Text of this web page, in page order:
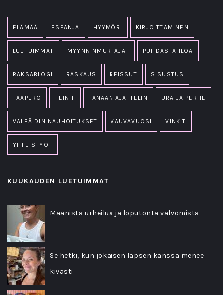
ELÄMÄÄ ESPANJA HYYMÖRI KIRJOITTAMINEN
LUETUIMMAT MYYNNINMURTAJAT PUHDASTA ILOA
RAKSABLOGI RASKAUS REISSUT SISUSTUS
TAAPERO TEINIT TÄNÄÄN AJATTELIN URA JA PERHE
VALEÄIDIN NAUHOITUKSET VAUVAVUOSI VINKIT
YHTEISTYÖT
KUUKAUDEN LUETUIMMAT
Maanista urheilua ja loputonta valvomista
Se hetki, kun jokaisen lapsen kanssa menee
kivasti